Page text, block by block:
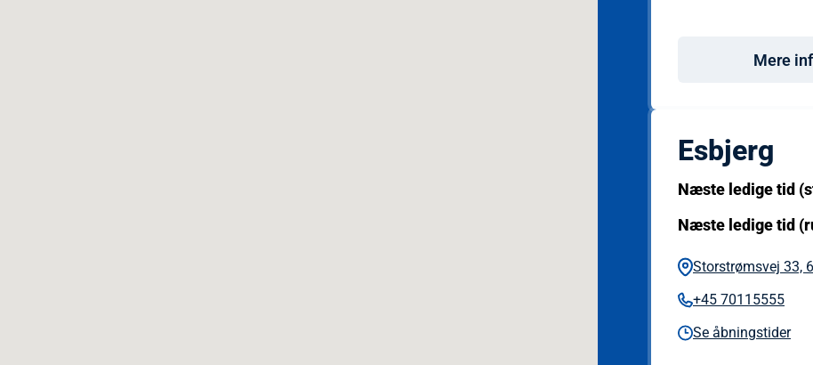
Mere
Esbjerg
Næste ledige tid
Næste ledige tid
Storstrømsvej 33,
+45 70115555
Se åbningstider